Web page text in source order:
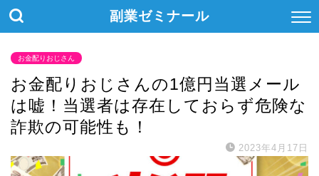
副業ゼミナール
お金配りおじさん
お金配りおじさんの1億円当選メール
は嘘！当選者は存在しておらず危険な
詐欺の可能性も！
2023年4月17日